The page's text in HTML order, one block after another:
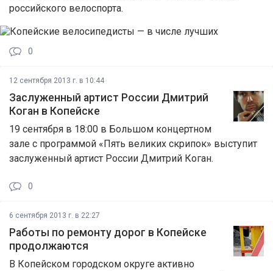
российского велоспорта.
0
12 сентября 2013 г. в 10:44
Заслуженный артист России Дмитрий
Коган в Копейске
19 сентября в 18:00 в Большом концертном
зале с программой «Пять великих скрипок» выступит
заслуженный артист России Дмитрий Коган.
0
6 сентября 2013 г. в 22:27
Работы по ремонту дорог в Копейске
продолжаются
В Копейском городском округе активно